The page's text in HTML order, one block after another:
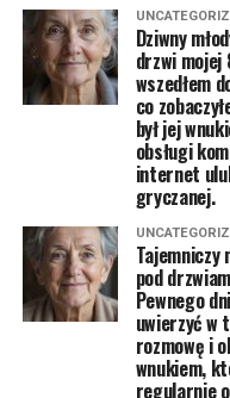
Dziwny
drzwi
wszedłem
co
był jej
obsługi
internet
gryczanej.
Tajemniczy
pod
Pewnego
uwierzyć w
rozmowę i
wnukiem,
regularnie